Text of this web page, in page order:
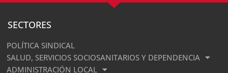
SECTORES
POLÍTICA SINDICAL
SALUD, SERVICIOS SOCIOSANITARIOS Y DEPENDENCIA
ADMINISTRACIÓN LOCAL